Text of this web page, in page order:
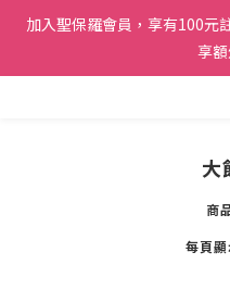
加入聖保羅會員，享有100元
享
大
商
每頁